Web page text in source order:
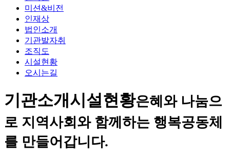
미션&비전
인재상
법인소개
기관발자취
조직도
시설현황
오시는길
기관소개시설현황은혜와 나눔으
로 지역사회와 함께하는 행복공동체
를 만들어갑니다.